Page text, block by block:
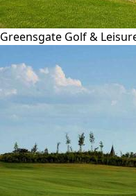
Greensgate Golf &